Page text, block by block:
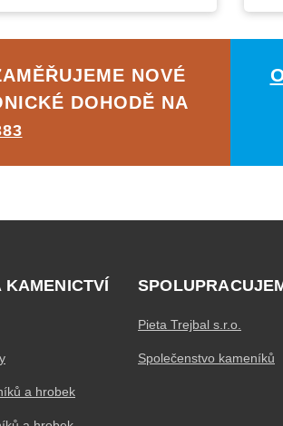
NOVÉ
DOHODĚ NA
KAMENICTVÍ
a hrobek
Pieta Trejbal s.r.o.
Společenstvo kameníků